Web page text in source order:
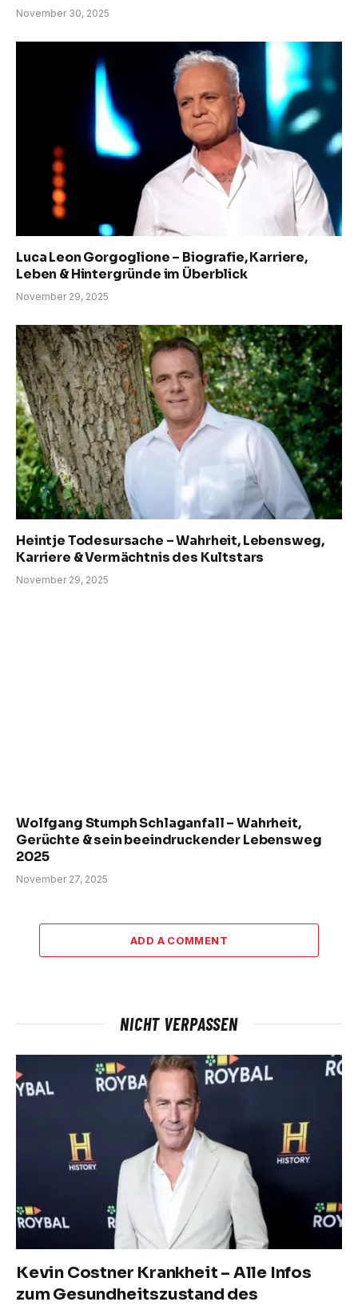
November 30, 2025
Luca Leon Gorgoglione – Biografie, Karriere,
Leben & Hintergründe im Überblick
November 29, 2025
Heintje Todesursache – Wahrheit, Lebensweg,
Karriere & Vermächtnis des Kultstars
November 29, 2025
Wolfgang Stumph Schlaganfall – Wahrheit,
Gerüchte & sein beeindruckender Lebensweg
2025
November 27, 2025
ADD A COMMENT
NICHT VERPASSEN
Kevin Costner Krankheit – Alle Infos
zum Gesundheitszustand des